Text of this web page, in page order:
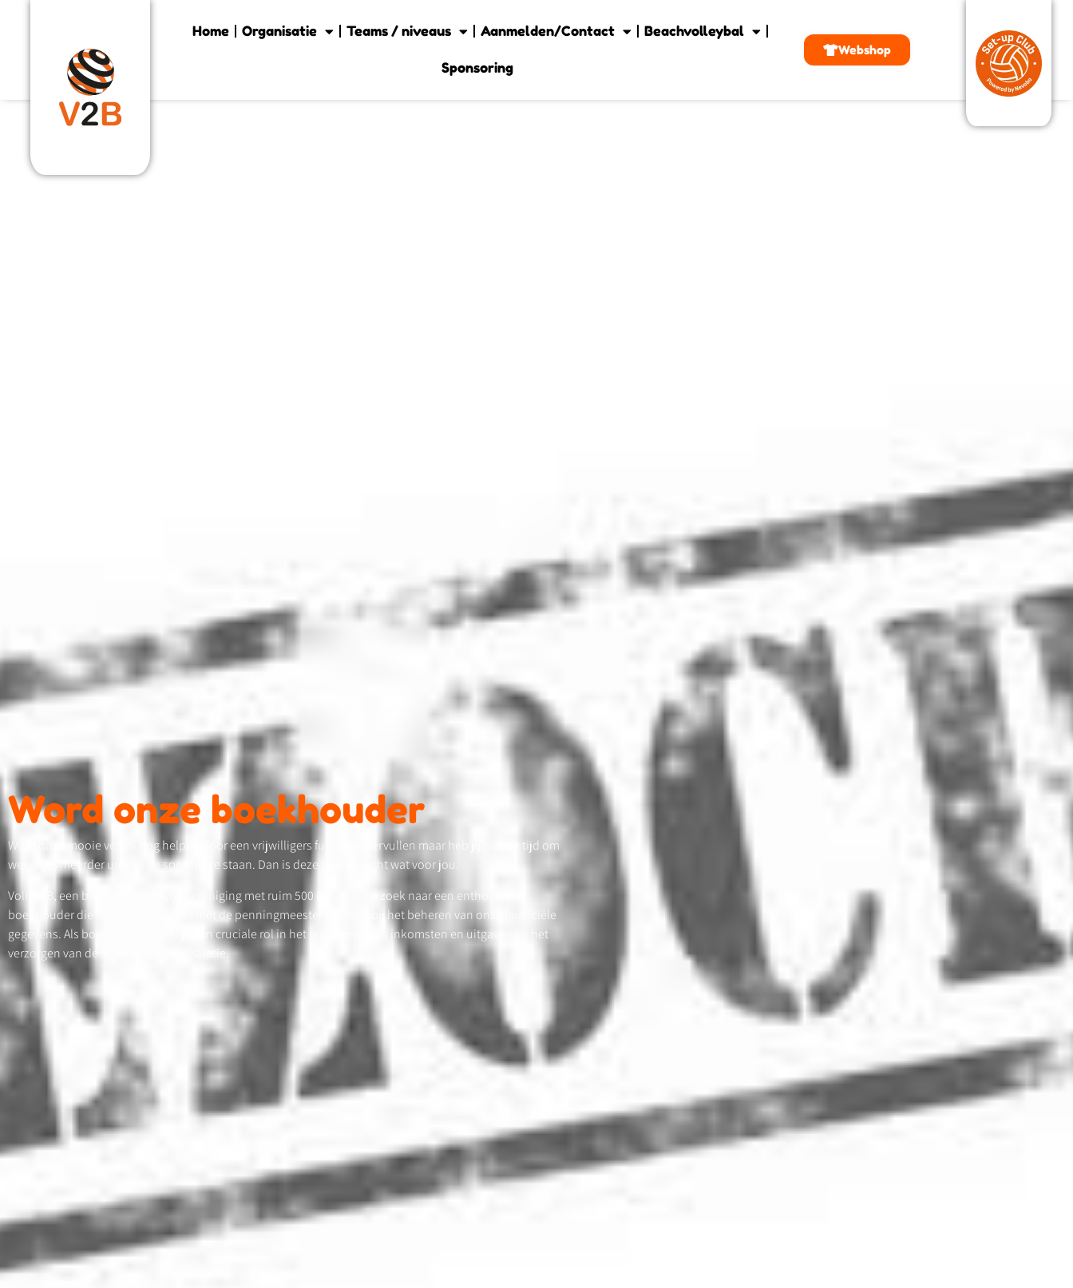
Home Organisatie Teams / niveaus Aanmelden/Contact Beachvolleybal
Sponsoring
Webshop
Word onze boekhouder
Wil jij onze mooie vereniging helpen door een vrijwilligers functie te vervullen maar heb jij niet de tijd om
wekelijks meerder uren in de sporthal te staan. Dan is deze taak wellicht wat voor jou.
Volley2B, een bruisende volleybalvereniging met ruim 500 leden, is op zoek naar een enthousiaste
boekhouder die nauw samenwerkt met de penningmeester en helpt bij het beheren van onze financiële
gegevens. Als boekhouder speel je een cruciale rol in het registreren van inkomsten en uitgaven en het
verzorgen van de financiële administratie.